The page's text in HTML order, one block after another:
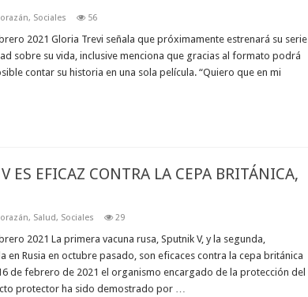
, Sociales 56
2021 Gloria Trevi señala que próximamente estrenará su serie
sobre su vida, inclusive menciona que gracias al formato podrá
contar su historia en una sola película. “Quiero que en mi
ES EFICAZ CONTRA LA CEPA BRITÁNICA,
, Salud, Sociales 29
2021 La primera vacuna rusa, Sputnik V, y la segunda,
en Rusia en octubre pasado, son eficaces contra la cepa británica
de febrero de 2021 el organismo encargado de la protección del
protector ha sido demostrado por …